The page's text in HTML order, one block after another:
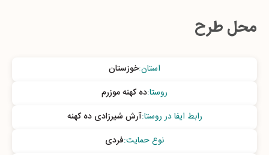
محل طرح
استان:خوزستان
روستا:ده کهنه موزرم
رابط ایفا در روستا:آرش شیرزادی ده کهنه
نوع حمایت:فردی